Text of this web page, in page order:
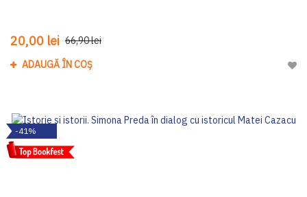
20,00 lei 66,90 lei
ADAUGĂ ÎN COȘ
-41%